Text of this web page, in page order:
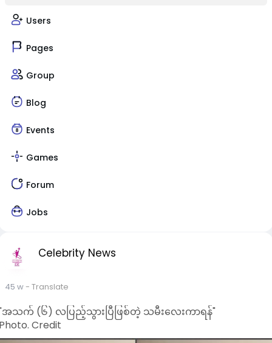
Users
Pages
Group
Blog
Events
Games
Forum
Jobs
Celebrity News
45 w- Translate
အသက် (၆) လပြည့်သွားပြီဖြစ်တဲ့ သမီးလေးကာရန်"
Credit